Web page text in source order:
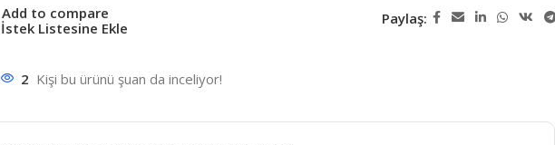
Add to compare
İstek Listesine Ekle
Paylaş:
2 Kişi bu ürünü şuan da inceliyor!